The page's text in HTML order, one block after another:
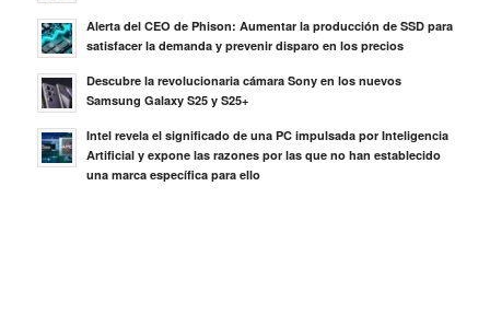
Alerta del CEO de Phison: Aumentar la producción de SSD para
satisfacer la demanda y prevenir disparo en los precios
Descubre la revolucionaria cámara Sony en los nuevos
Samsung Galaxy S25 y S25+
Intel revela el significado de una PC impulsada por Inteligencia
Artificial y expone las razones por las que no han establecido
una marca específica para ello